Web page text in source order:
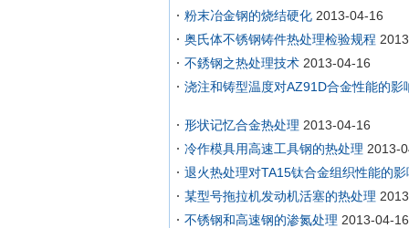
粉末冶金钢的烧结硬化 2013-04-16
奥氏体不锈钢铸件热处理检验规程
不銹钢之热处理技术 2013-04-16
浇注和铸型温度对AZ91D合金性能的影
形状记忆合金热处理 2013-04-16
冷作模具用高速工具钢的热处理 2013-
退火热处理对TA15钛合金组织性能的影
某型号拖拉机发动机活塞的热处理
不锈钢和高速钢的渗氮处理 2013-04-16